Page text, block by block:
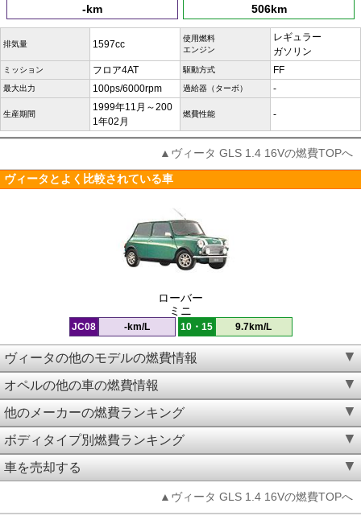
-km 506km
排気量 1597cc
使用燃料
エンジン
レギュラー
ガソリン
ミッション フロア4AT 駆動方式 FF
最大出力 100ps/6000rpm 過給器（ターボ） -
生産期間
1999年11月～200
1年02月
燃費性能 -
▲ヴィータ GLS 1.4 16Vの燃費TOPへ
ヴィータとよく比較されている車
ローバー
ミニ
JC08 -km/L 10・15 9.7km/L
ヴィータの他のモデルの燃費情報
オペルの他の車の燃費情報
他のメーカーの燃費ランキング
ボディタイプ別燃費ランキング
車を売却する
▲ヴィータ GLS 1.4 16Vの燃費TOPへ